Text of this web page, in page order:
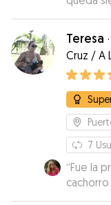
que es
Teresa ·
Cruz / A
PETS
7
“Fue la
en todo